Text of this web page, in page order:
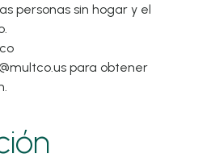
personas sin hogar y el
para obtener